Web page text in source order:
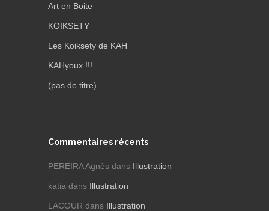
Art en Boite
KOIKSETY
Les Koiksety de KAH
KAHyoux !!!
(pas de titre)
Commentaires récents
PEREIRA Agnès dans Illustration
katia dans Illustration
LACOUR dans Illustration